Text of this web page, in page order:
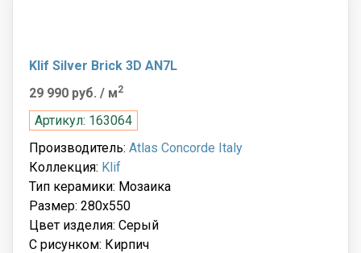
Klif Silver Brick 3D AN7L
29 990 руб. / м2
Артикул: 163064
Производитель: Atlas Concorde Italy
Коллекция: Klif
Тип керамики: Мозаика
Размер: 280x550
Цвет изделия: Серый
С рисунком: Кирпич